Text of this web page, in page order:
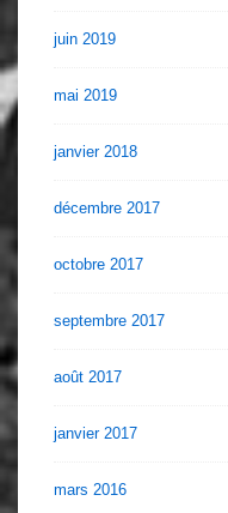
juin 2019
mai 2019
janvier 2018
décembre 2017
octobre 2017
septembre 2017
août 2017
janvier 2017
mars 2016